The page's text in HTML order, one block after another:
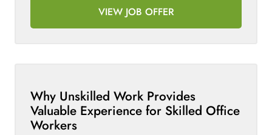
VIEW JOB OFFER
Why Unskilled Work Provides
Valuable Experience for Skilled Office
Workers